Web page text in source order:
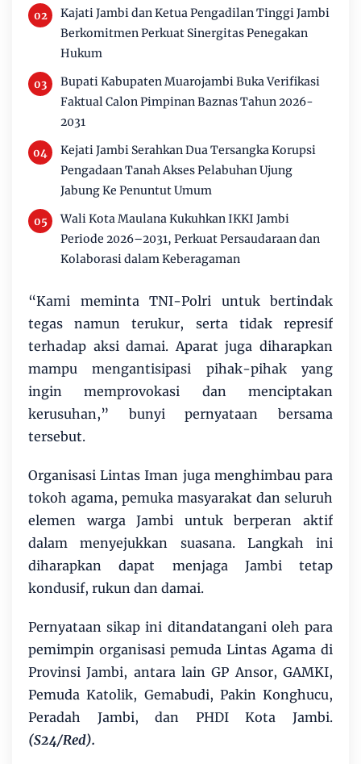
Kajati Jambi dan Ketua Pengadilan Tinggi Jambi
Berkomitmen Perkuat Sinergitas Penegakan
Hukum
Bupati Kabupaten Muarojambi Buka Verifikasi
Faktual Calon Pimpinan Baznas Tahun 2026-
2031
Kejati Jambi Serahkan Dua Tersangka Korupsi
Pengadaan Tanah Akses Pelabuhan Ujung
Jabung Ke Penuntut Umum
Wali Kota Maulana Kukuhkan IKKI Jambi
Periode 2026–2031, Perkuat Persaudaraan dan
Kolaborasi dalam Keberagaman
“Kami meminta TNI-Polri untuk bertindak
tegas namun terukur, serta tidak represif
terhadap aksi damai. Aparat juga diharapkan
mampu mengantisipasi pihak-pihak yang
ingin memprovokasi dan menciptakan
kerusuhan,” bunyi pernyataan bersama
tersebut.
Organisasi Lintas Iman juga menghimbau para
tokoh agama, pemuka masyarakat dan seluruh
elemen warga Jambi untuk berperan aktif
dalam menyejukkan suasana. Langkah ini
diharapkan dapat menjaga Jambi tetap
kondusif, rukun dan damai.
Pernyataan sikap ini ditandatangani oleh para
pemimpin organisasi pemuda Lintas Agama di
Provinsi Jambi, antara lain GP Ansor, GAMKI,
Pemuda Katolik, Gemabudi, Pakin Konghucu,
Peradah Jambi, dan PHDI Kota Jambi.
(S24/Red).